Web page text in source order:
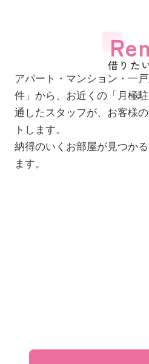
借りた
アパート・マンション・一
件」から、お近くの「月極
通したスタッフが、お客様
トします。
納得のいくお部屋が見つか
ます。